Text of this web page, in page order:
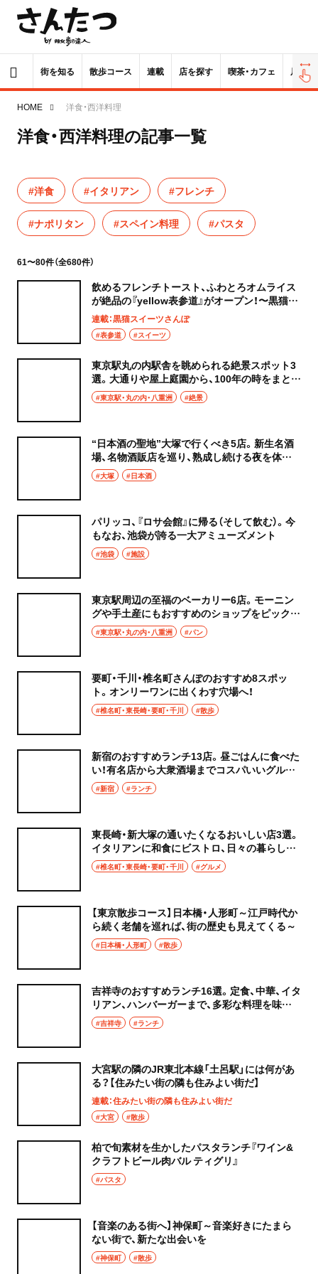
街を知る 散歩コース 連載 店を探す 喫茶・カフェ 居酒屋
HOME 洋食・西洋料理
洋食・西洋料理の記事一覧
#洋食 #イタリアン #フレンチ
#ナポリタン #スペイン料理 #パスタ
61〜80件（全680件）
飲めるフレンチトースト、ふわとろオムライス
が絶品の『yellow表参道』がオープン！〜黒猫ス
イーツ散歩 原宿表参道編31〜
連載：黒猫スイーツさんぽ
#表参道 #スイーツ
東京駅丸の内駅舎を眺められる絶景スポット3
選。大通りや屋上庭園から、100年の時をまとう
東京のシンボルを堪能しよう！
#東京駅・丸の内・八重洲 #絶景
“日本酒の聖地”大塚で行くべき5店。新生名酒
場、名物酒販店を巡り、熟成し続ける夜を体感
しよう
#大塚 #日本酒
パリッコ、『ロサ会館』に帰る（そして飲む）。今
もなお、池袋が誇る一大アミューズメント
#池袋 #施設
東京駅周辺の至福のベーカリー6店。モーニン
グや手土産にもおすすめのショップをピックア
ップ！
#東京駅・丸の内・八重洲 #パン
要町・千川・椎名町さんぽのおすすめ8スポッ
ト。オンリーワンに出くわす穴場へ！
#椎名町・東長崎・要町・千川 #散歩
新宿のおすすめランチ13店。昼ごはんに食べた
い！有名店から大衆酒場までコスパいいグルメ
集めました。
#新宿 #ランチ
東長崎・新大塚の通いたくなるおいしい店3選。
イタリアンに和食にビストロ、日々の暮らしを
豊かにする期待のホープたち
#椎名町・東長崎・要町・千川 #グルメ
【東京散歩コース】日本橋・人形町～江戸時代か
ら続く老舗を巡れば、街の歴史も見えてくる～
#日本橋・人形町 #散歩
吉祥寺のおすすめランチ16選。定食、中華、イタ
リアン、ハンバーガーまで、多彩な料理を味わ
おう！
#吉祥寺 #ランチ
大宮駅の隣のJR東北本線「土呂駅」には何があ
る？【住みたい街の隣も住みよい街だ】
連載：住みたい街の隣も住みよい街だ
#大宮 #散歩
柏で旬素材を生かしたパスタランチ『ワイン&
クラフトビール肉バル ティグリ』
#パスタ
【音楽のある街へ】神保町～音楽好きにたまら
ない街で、新たな出会いを
#神保町 #散歩